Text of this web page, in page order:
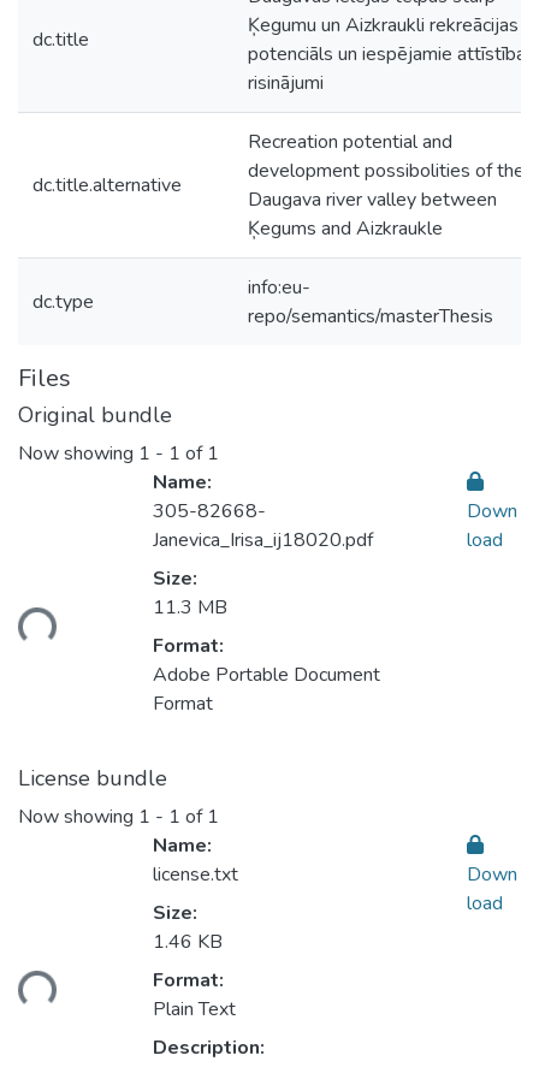
dc.title
Ķegumu un Aizkraukli rekreācijas
potenciāls un iespējamie attīstības
risinājumi
dc.title.alternative
Recreation potential and
development possibolities of the
Daugava river valley between
Ķegums and Aizkraukle
dc.type
info:eu-
repo/semantics/masterThesis
Files
Original bundle
Now showing 1 - 1 of 1
Name:
305-82668-
Janevica_Irisa_ij18020.pdf
Size:
11.3 MB
Format:
Adobe Portable Document
Format
Down
load
License bundle
Now showing 1 - 1 of 1
Name:
license.txt
Size:
1.46 KB
Format:
Plain Text
Description:
Down
load